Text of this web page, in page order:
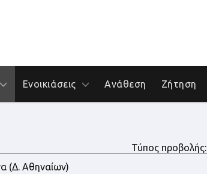
Ενοικιάσεις Ανάθεση Ζήτηση
Τύπος προβολής:
(Δ. Αθηναίων)